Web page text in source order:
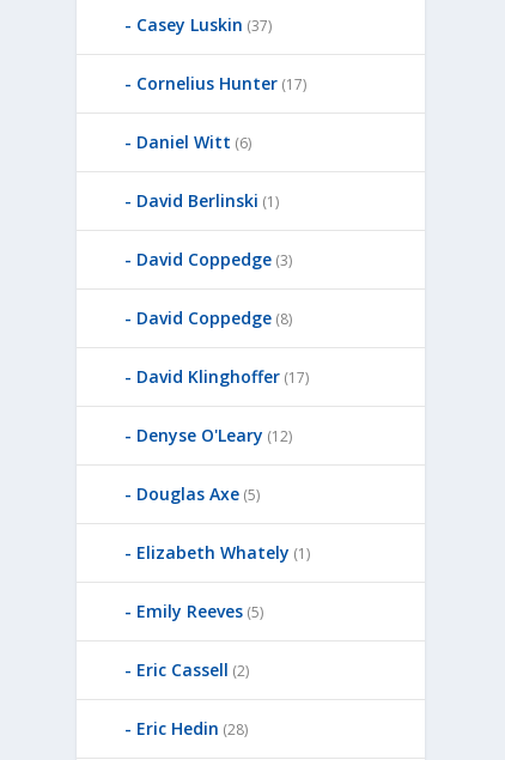
Casey Luskin (37)
Cornelius Hunter (17)
Daniel Witt (6)
David Berlinski (1)
David Coppedge (3)
David Coppedge (8)
David Klinghoffer (17)
Denyse O'Leary (12)
Douglas Axe (5)
Elizabeth Whately (1)
Emily Reeves (5)
Eric Cassell (2)
Eric Hedin (28)